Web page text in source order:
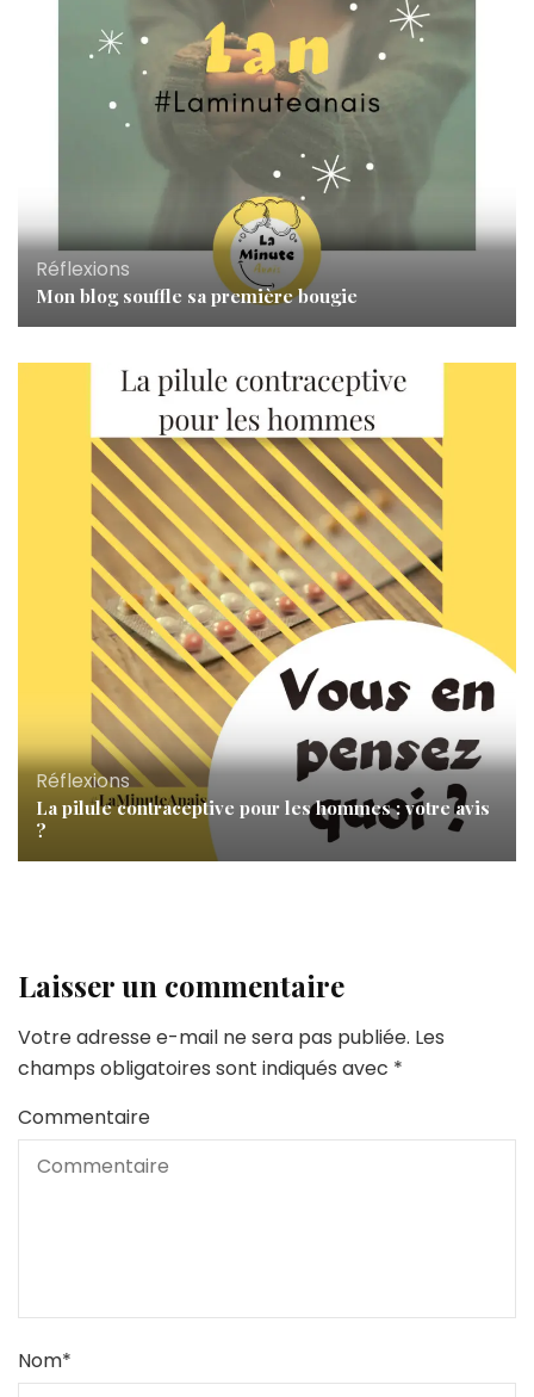
Réflexions
Mon blog souffle sa première bougie
Réflexions
La pilule contraceptive pour les hommes : votre avis
?
Laisser un commentaire
Votre adresse e-mail ne sera pas publiée. Les
champs obligatoires sont indiqués avec *
Commentaire
Nom*